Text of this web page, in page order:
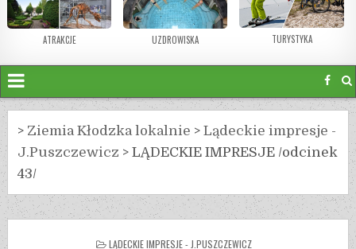
ATRAKCJE UZDROWISKA TURYSTYKA
> Ziemia Kłodzka lokalnie >Lądeckie impresje -
J.Puszczewicz >LĄDECKIE IMPRESJE /odcinek
43/
LĄDECKIE IMPRESJE - J.PUSZCZEWICZ